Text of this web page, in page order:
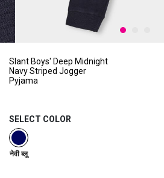
Slant Boys' Deep Midnight
Navy Striped Jogger
Pyjama
SELECT COLOR
selected
नेवी ब्लू